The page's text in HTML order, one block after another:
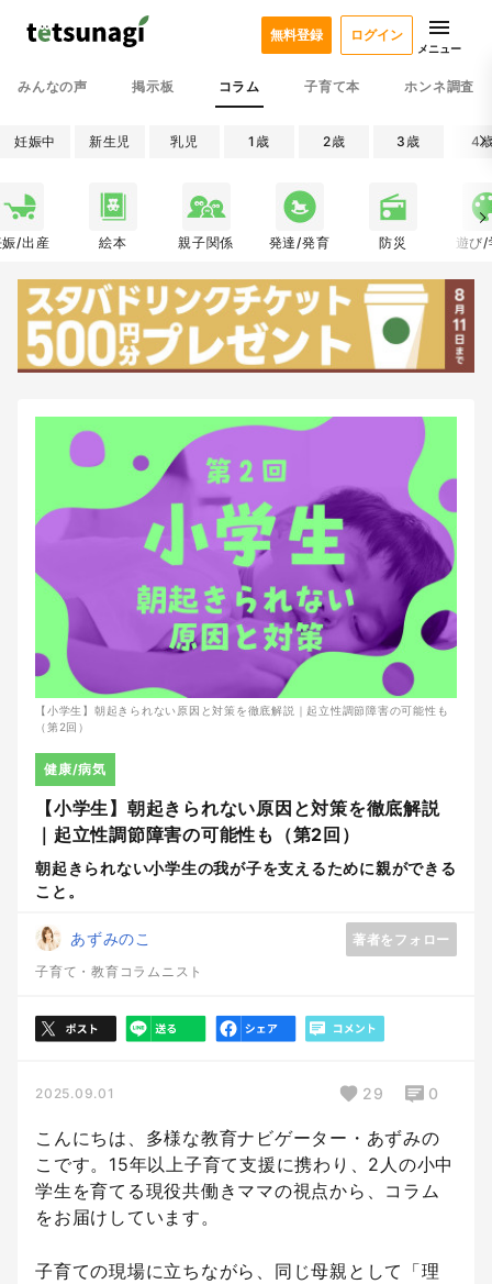
みんなの声 掲示板 コラム 子育て本 ホンネ調査
無料登録 ログイン
メニュー
妊娠中 新生児 乳児 1歳 2歳 3歳 4
娠/出産 絵本 親子関係 発達/発育 防災 遊び/
【小学生】朝起きられない原因と対策を徹底解説
｜起立性調節障害の可能性も（第2回）
朝起きられない小学生の我が子を支えるために親ができる
こと。
健康/病気
あずみのこ
著者をフォロー
子育て・教育コラムニスト
【小学生】朝起きられない原因と対策を徹底解説｜起立性調節障害の可能性も
（第2回）
2025.09.01 29 0
こんにちは、多様な教育ナビゲーター・あずみの
こです。15年以上子育て支援に携わり、2人の小中
学生を育てる現役共働きママの視点から、コラム
をお届けしています。
子育ての現場に立ちながら、同じ母親として「理